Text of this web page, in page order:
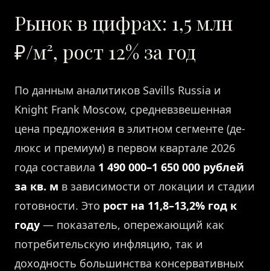
Рынок в цифрах: 1,5 млн
₽/м², рост 12% за год
По данным аналитиков Savills Russia и
Knight Frank Moscow, средневзвешенная
цена предложения в элитном сегменте (де-
люкс и премиум) в первом квартале 2026
года составила 1 490 000–1 650 000 рублей
за кв. м в зависимости от локации и стадии
готовности. Это рост на 11,8–13,2% год к
году — показатель, опережающий как
потребительскую инфляцию, так и
доходность большинства консервативных